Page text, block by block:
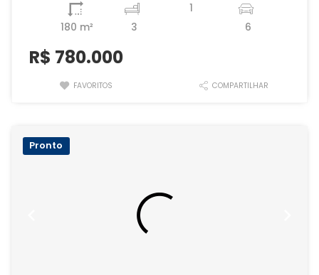
180 m² 3
1
6
R$ 780.000
FAVORITOS COMPARTILHAR
Pronto